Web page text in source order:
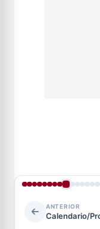
ANTERIOR
Calendario/